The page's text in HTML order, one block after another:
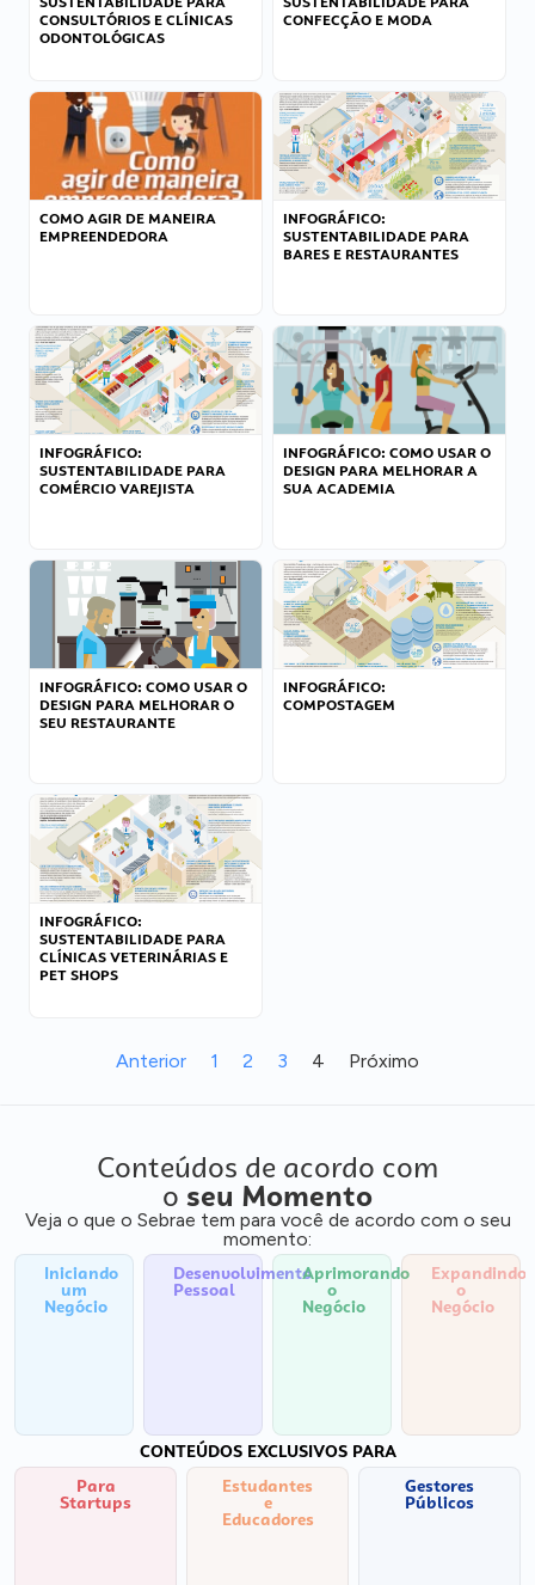
CONSULTÓRIOS E CLÍNICAS
ODONTOLÓGICAS
CONFECÇÃO E MODA
COMO AGIR DE MANEIRA
EMPREENDEDORA
INFOGRÁFICO:
SUSTENTABILIDADE PARA
BARES E RESTAURANTES
INFOGRÁFICO:
SUSTENTABILIDADE PARA
COMÉRCIO VAREJISTA
INFOGRÁFICO: COMO USAR O
DESIGN PARA MELHORAR A
SUA ACADEMIA
INFOGRÁFICO: COMO USAR O
DESIGN PARA MELHORAR O
SEU RESTAURANTE
INFOGRÁFICO:
COMPOSTAGEM
INFOGRÁFICO:
SUSTENTABILIDADE PARA
CLÍNICAS VETERINÁRIAS E
PET SHOPS
Anterior 1 2 3 4 Próximo
Conteúdos de acordo com
o seu Momento
Veja o que o Sebrae tem para você de acordo com o seu
momento:
Iniciando
um
Negócio
Desenvolvimento
Pessoal
Aprimorando
o
Negócio
Expandindo
o
Negócio
CONTEÚDOS EXCLUSIVOS PARA
Para
Startups
Estudantes
e
Educadores
Gestores
Públicos